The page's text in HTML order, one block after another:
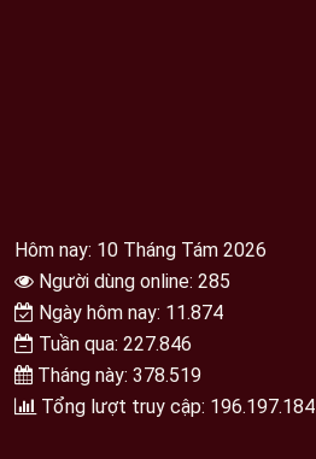
Hôm nay: 10 Tháng Tám 2026
Người dùng online: 285
Ngày hôm nay: 11.874
Tuần qua: 227.846
Tháng này: 378.519
Tổng lượt truy cập: 196.197.184